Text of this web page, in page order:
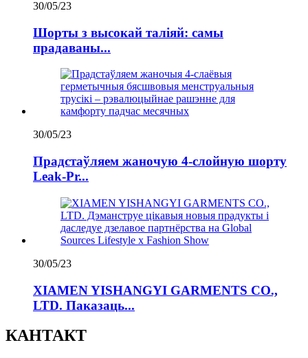
30/05/23
Шорты з высокай таліяй: самы
прадаваны...
30/05/23
Прадстаўляем жаночую 4-слойную шорту
Leak-Pr...
30/05/23
XIAMEN YISHANGYI GARMENTS CO.,
LTD. Паказаць...
КАНТАКТ